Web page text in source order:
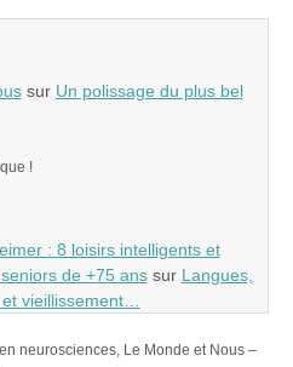
sur Un polissage du plus bel
!
: 8 loisirs intelligents et
de +75 anssur Langues,
vieillissement…
neurosciences, Le Monde et Nous –